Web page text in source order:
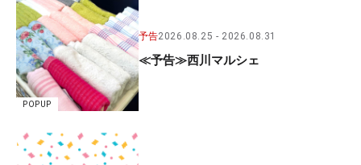
POPUP
予告2026.08.25 2026.08.31
≪予告≫西川マルシェ